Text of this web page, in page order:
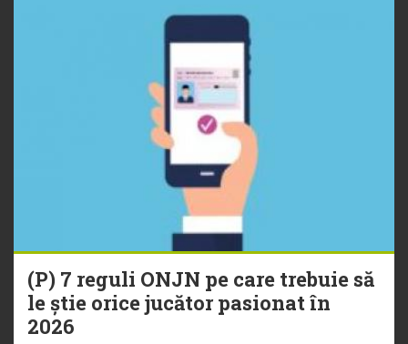
(P) 7 reguli ONJN pe care trebuie să
le știe orice jucător pasionat în
2026